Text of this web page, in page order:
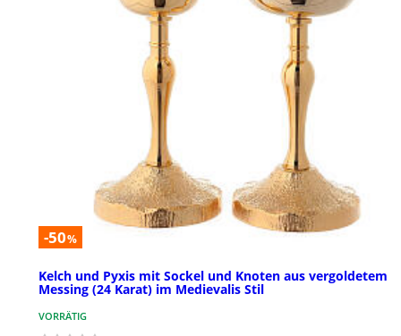
-50%
Kelch und Pyxis mit Sockel und Knoten aus vergoldetem
Messing (24 Karat) im Medievalis Stil
VORRÄTIG